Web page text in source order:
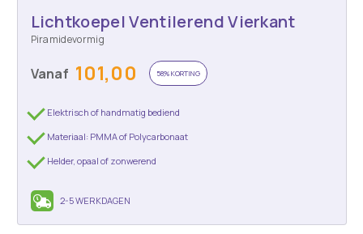
Lichtkoepel Ventilerend Vierkant
Piramidevormig
Vanaf 101,00 58% KORTING
Elektrisch of handmatig bediend
Materiaal: PMMA of Polycarbonaat
Helder, opaal of zonwerend
2-5 WERKDAGEN